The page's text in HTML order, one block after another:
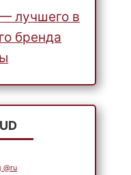
лучшего в
бренда
@ru